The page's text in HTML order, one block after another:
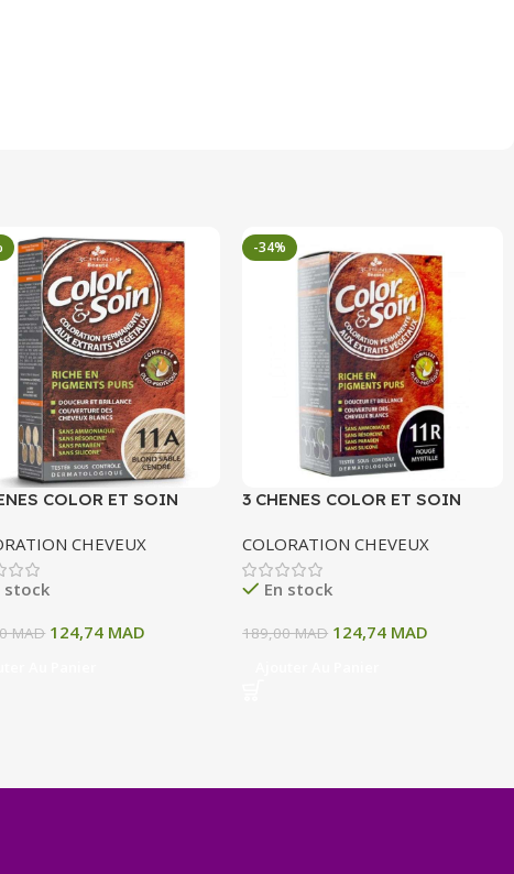
COLOR ET SOIN
SABLE CENDRE 135
CHEVEUX
stock
MAD 124,74 MAD
-34%
3 CHENES COLOR ET SOIN
11R ROUGE MYRTILLE 135 ML
COLORATION CHEVEUX
En stock
189,00MAD 124,74 MAD